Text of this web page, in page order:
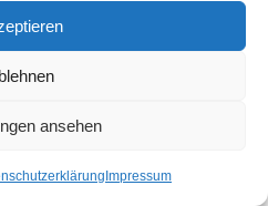
ansehen
Impressum
9001 | SMCT MANAGEMENT